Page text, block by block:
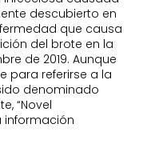
descubierto en
que causa
del brote en la
de 2019. Aunque
para referirse a la
denominado
“Novel
información